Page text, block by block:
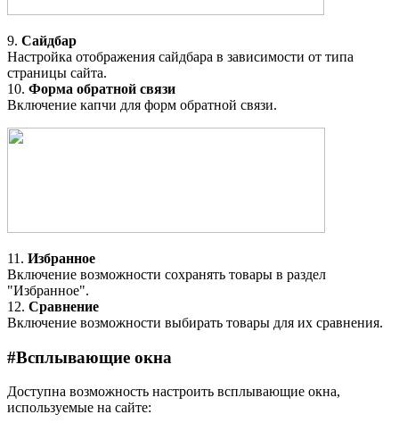
9. Сайдбар
Настройка отображения сайдбара в зависимости от типа
страницы сайта.
10. Форма обратной связи
Включение капчи для форм обратной связи.
11. Избранное
Включение возможности сохранять товары в раздел
"Избранное".
12. Сравнение
Включение возможности выбирать товары для их сравнения.
#Всплывающие окна
Доступна возможность настроить всплывающие окна,
используемые на сайте: